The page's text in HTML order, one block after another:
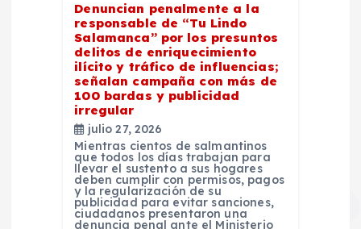
Denuncian penalmente a la
responsable de “Tu Lindo
Salamanca” por los presuntos
delitos de enriquecimiento
ilícito y tráfico de influencias;
señalan campaña con más de
100 bardas y publicidad
irregular
julio 27, 2026
Mientras cientos de salmantinos
que todos los días trabajan para
llevar el sustento a sus hogares
deben cumplir con permisos, pagos
y la regularización de su
publicidad para evitar sanciones,
ciudadanos presentaron una
denuncia penal ante el Ministerio